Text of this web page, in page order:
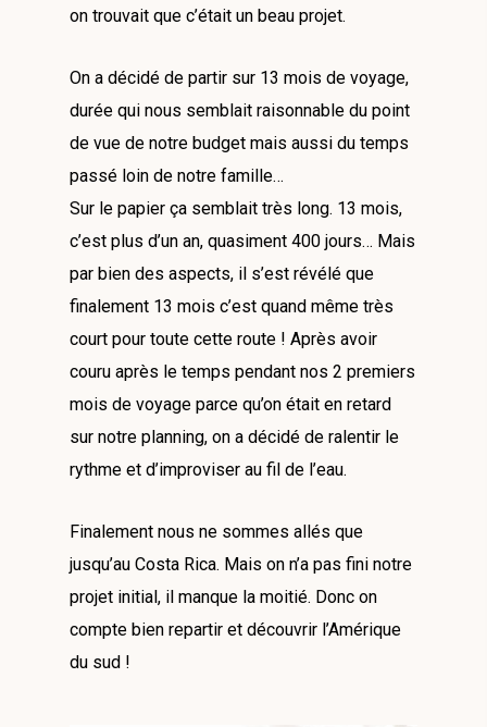
on trouvait que c’était un beau projet.
On a décidé de partir sur 13 mois de voyage,
durée qui nous semblait raisonnable du point
de vue de notre budget mais aussi du temps
passé loin de notre famille…
Sur le papier ça semblait très long. 13 mois,
c’est plus d’un an, quasiment 400 jours… Mais
par bien des aspects, il s’est révélé que
finalement 13 mois c’est quand même très
court pour toute cette route ! Après avoir
couru après le temps pendant nos 2 premiers
mois de voyage parce qu’on était en retard
sur notre planning, on a décidé de ralentir le
rythme et d’improviser au fil de l’eau.
Finalement nous ne sommes allés que
jusqu’au Costa Rica. Mais on n’a pas fini notre
projet initial, il manque la moitié. Donc on
compte bien repartir et découvrir l’Amérique
du sud !